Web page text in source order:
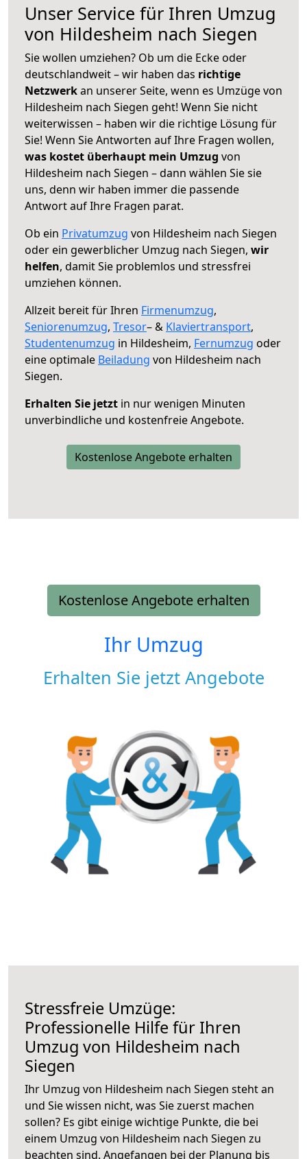
Unser Service für Ihren Umzug
von Hildesheim nach Siegen
Sie wollen umziehen? Ob um die Ecke oder
deutschlandweit – wir haben das richtige
Netzwerkan unserer Seite, wenn es Umzüge von
Hildesheim nach Siegen geht! Wenn Sie nicht
weiterwissen – haben wir die richtige Lösung für
Sie! Wenn Sie Antworten auf Ihre Fragen wollen,
was kostet überhaupt mein Umzug von
Hildesheim nach Siegen – dann wählen Sie sie
uns, denn wir haben immer die passende
Antwort auf Ihre Fragen parat.
Ob ein Privatumzug von Hildesheim nach Siegen
oder ein gewerblicher Umzug nach Siegen, wir
helfen, damit Sie problemlos und stressfrei
umziehen können.
Allzeit bereit für Ihren Firmenumzug,
Seniorenumzug, Tresor– & Klaviertransport,
Studentenumzug in Hildesheim, Fernumzug oder
eine optimale Beiladung von Hildesheim nach
Siegen.
Erhalten Sie jetzt in nur wenigen Minuten
unverbindliche und kostenfreie Angebote.
Kostenlose Angebote erhalten
Kostenlose Angebote erhalten
Ihr Umzug
Erhalten Sie jetzt Angebote
Stressfreie Umzüge:
Professionelle Hilfe für Ihren
Umzug von Hildesheim nach
Siegen
Ihr Umzug von Hildesheim nach Siegen steht an
und Sie wissen nicht, was Sie zuerst machen
sollen? Es gibt einige wichtige Punkte, die bei
einem Umzug von Hildesheim nach Siegen zu
beachten sind. Angefangen bei der Planung bis